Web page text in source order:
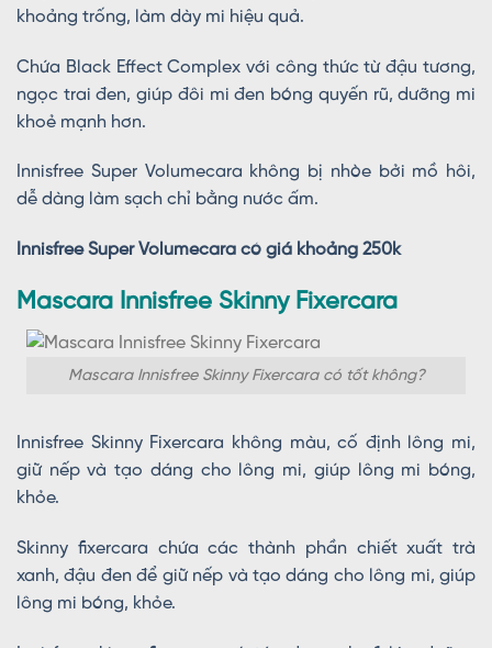
khoảng trống, làm dày mi hiệu quả.
Chứa Black Effect Complex với công thức từ đậu tương,
ngọc trai đen, giúp đôi mi đen bóng quyến rũ, dưỡng mi
khoẻ mạnh hơn.
Innisfree Super Volumecara không bị nhòe bởi mồ hôi,
dễ dàng làm sạch chỉ bằng nước ấm.
Innisfree Super Volumecara có giá khoảng 250k
Mascara Innisfree Skinny Fixercara
Mascara Innisfree Skinny Fixercara có tốt không?
Innisfree Skinny Fixercara không màu, cố định lông mi,
giữ nếp và tạo dáng cho lông mi, giúp lông mi bóng,
khỏe.
Skinny fixercara chứa các thành phần chiết xuất trà
xanh, đậu đen để giữ nếp và tạo dáng cho lông mi, giúp
lông mi bóng, khỏe.